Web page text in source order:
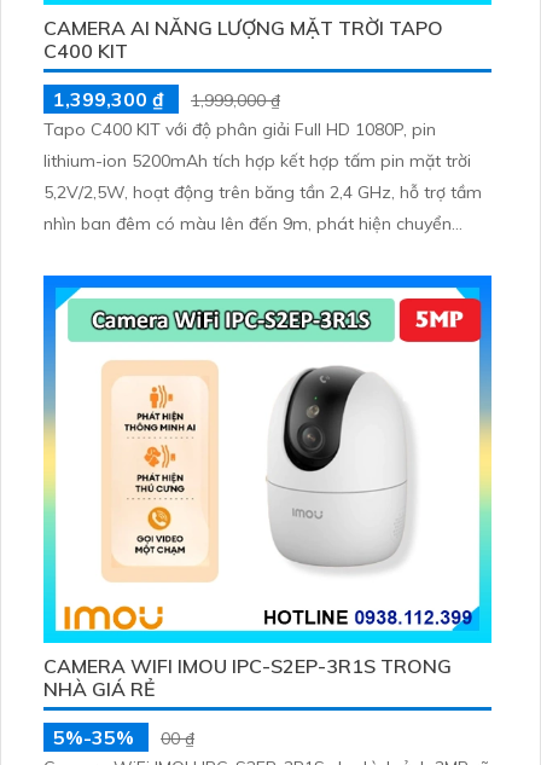
CAMERA AI NĂNG LƯỢNG MẶT TRỜI TAPO
C400 KIT
1,399,300 ₫
1,999,000 ₫
Tapo C400 KIT với độ phân giải Full HD 1080P, pin
lithium-ion 5200mAh tích hợp kết hợp tấm pin mặt trời
5,2V/2,5W, hoạt động trên băng tần 2,4 GHz, hỗ trợ tầm
nhìn ban đêm có màu lên đến 9m, phát hiện chuyển
thẻ microSD lên đến 512GB
CAMERA WIFI IMOU IPC-S2EP-3R1S TRONG
NHÀ GIÁ RẺ
5%-35%
00 ₫